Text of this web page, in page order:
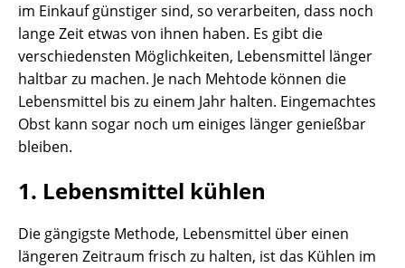
im Einkauf günstiger sind, so verarbeiten, dass noch
lange Zeit etwas von ihnen haben. Es gibt die
verschiedensten Möglichkeiten, Lebensmittel länger
haltbar zu machen. Je nach Mehtode können die
Lebensmittel bis zu einem Jahr halten. Eingemachtes
Obst kann sogar noch um einiges länger genießbar
bleiben.
1. Lebensmittel kühlen
Die gängigste Methode, Lebensmittel über einen
längeren Zeitraum frisch zu halten, ist das Kühlen im